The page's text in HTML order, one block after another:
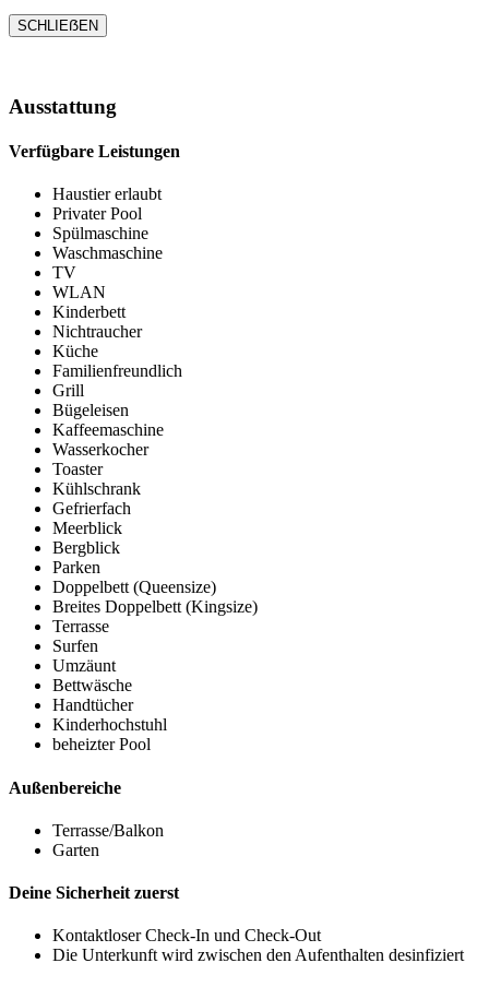
SCHLIEẞEN
Ausstattung
Verfügbare Leistungen
Haustier erlaubt
Privater Pool
Spülmaschine
Waschmaschine
TV
WLAN
Kinderbett
Nichtraucher
Küche
Familienfreundlich
Grill
Bügeleisen
Kaffeemaschine
Wasserkocher
Toaster
Kühlschrank
Gefrierfach
Meerblick
Bergblick
Parken
Doppelbett (Queensize)
Breites Doppelbett (Kingsize)
Terrasse
Surfen
Umzäunt
Bettwäsche
Handtücher
Kinderhochstuhl
beheizter Pool
Außenbereiche
Terrasse/Balkon
Garten
Deine Sicherheit zuerst
Kontaktloser Check-In und Check-Out
Die Unterkunft wird zwischen den Aufenthalten desinfiziert